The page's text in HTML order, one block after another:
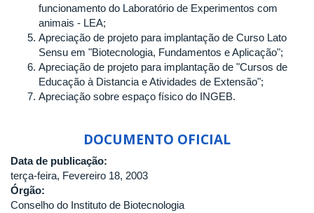
funcionamento do Laboratório de Experimentos com
animais - LEA;
Apreciação de projeto para implantação de Curso Lato
Sensu em "Biotecnologia, Fundamentos e Aplicação";
Apreciação de projeto para implantação de "Cursos de
Educação à Distancia e Atividades de Extensão";
Apreciação sobre espaço físico do INGEB.
DOCUMENTO OFICIAL
Data de publicação:
terça-feira, Fevereiro 18, 2003
Órgão:
Conselho do Instituto de Biotecnologia